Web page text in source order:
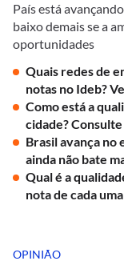
País está
baixo demais se a
oportunidades
Quais redes de
notas no Ideb?
Como está a
cidade?
Brasil avança no
ainda não bate
Qual é a
nota de cada
OPINIÃO